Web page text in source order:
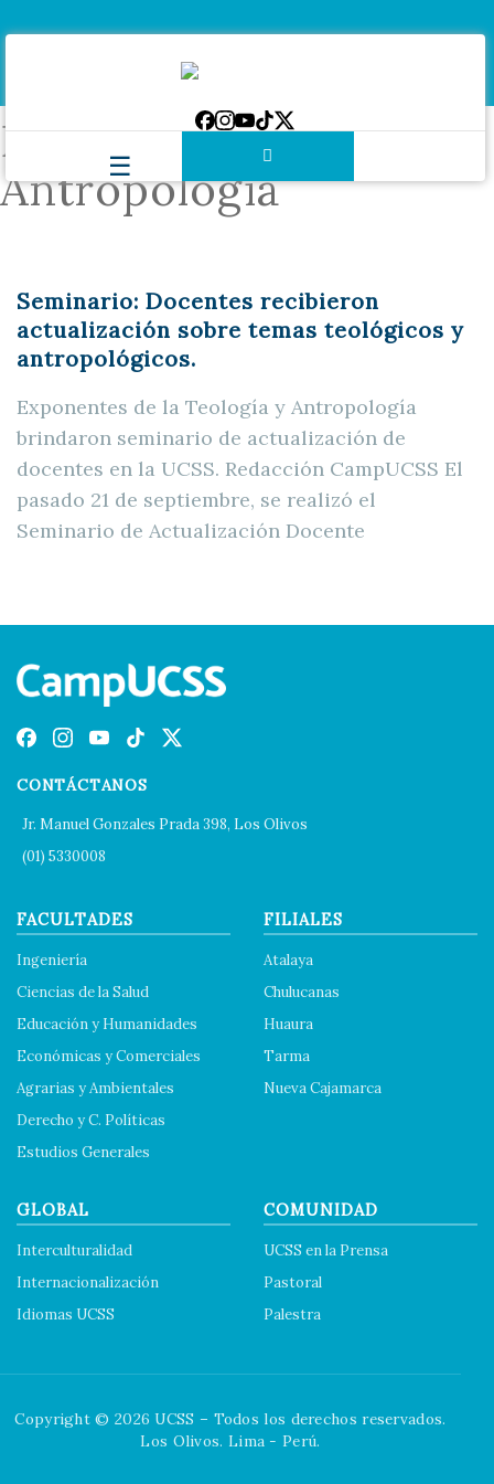
Etiqueta:Teología y
Antropología
Seminario: Docentes recibieron
actualización sobre temas teológicos y
antropológicos.
Exponentes de la Teología y Antropología
brindaron seminario de actualización de
docentes en la UCSS. Redacción CampUCSS El
pasado 21 de septiembre, se realizó el
Seminario de Actualización Docente
CONTÁCTANOS
Jr. Manuel Gonzales Prada 398, Los Olivos
(01) 5330008
FACULTADES
Ingeniería
Ciencias de la Salud
Educación y Humanidades
Económicas y Comerciales
Agrarias y Ambientales
Derecho y C. Políticas
Estudios Generales
FILIALES
Atalaya
Chulucanas
Huaura
Tarma
Nueva Cajamarca
GLOBAL
Interculturalidad
Internacionalización
Idiomas UCSS
COMUNIDAD
UCSS en la Prensa
Pastoral
Palestra
Copyright © 2026 UCSS – Todos los derechos reservados.
Los Olivos. Lima - Perú.